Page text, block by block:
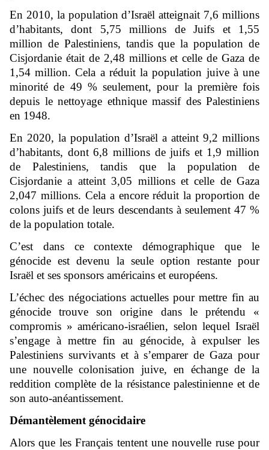
En 2010, la population d’Israël atteignait 7,6 millions
d’habitants, dont 5,75 millions de Juifs et 1,55
million de Palestiniens, tandis que la population de
Cisjordanie était de 2,48 millions et celle de Gaza de
1,54 million. Cela a réduit la population juive à une
minorité de 49 % seulement, pour la première fois
depuis le nettoyage ethnique massif des Palestiniens
en 1948.
En 2020, la population d’Israël a atteint 9,2 millions
d’habitants, dont 6,8 millions de juifs et 1,9 million
de Palestiniens, tandis que la population de
Cisjordanie a atteint 3,05 millions et celle de Gaza
2,047 millions. Cela a encore réduit la proportion de
colons juifs et de leurs descendants à seulement 47 %
de la population totale.
C’est dans ce contexte démographique que le
génocide est devenu la seule option restante pour
Israël et ses sponsors américains et européens.
L’échec des négociations actuelles pour mettre fin au
génocide trouve son origine dans le prétendu «
compromis » américano-israélien, selon lequel Israël
s’engage à mettre fin au génocide, à expulser les
Palestiniens survivants et à s’emparer de Gaza pour
une nouvelle colonisation juive, en échange de la
reddition complète de la résistance palestinienne et de
son auto-anéantissement.
Démantèlement génocidaire
Alors que les Français tentent une nouvelle ruse pour